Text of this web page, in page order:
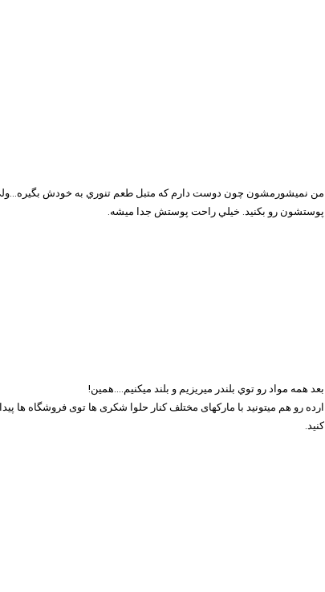
من نميشورمشون چون دوست دارم كه متبل طعم تنوري به خودش
پوستشون رو بكنيد. خيلي راحت پوستش جدا ميشه.
بعد همه مواد رو توي بلندر ميريزيم و بلند ميكنيم....همين!
ارده رو هم میتونید با مارکهای مختلف کنار حلوا شکری ها توی فروشگاه ها
کنید.